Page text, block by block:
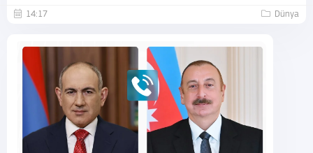
14:17 Dünya